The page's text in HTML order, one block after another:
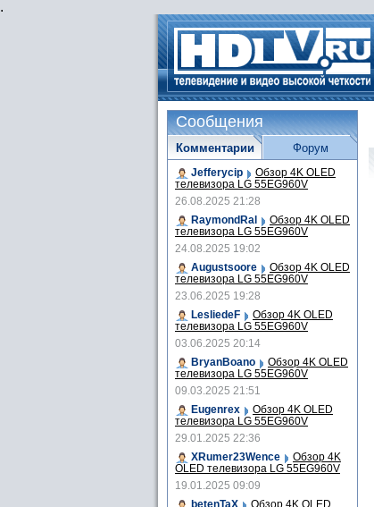
.
Сообщения
Комментарии
Jefferycip Обзор 4K OLED
телевизора LG 55EG960V
26.08.2025 21:28
RaymondRal
Обзор 4K OLED
телевизора LG 55EG960V
24.08.2025 19:02
Augustsoore
Обзор 4K OLED
телевизора LG 55EG960V
23.06.2025 19:28
LesliedeF
Обзор 4K OLED
телевизора LG 55EG960V
03.06.2025 20:14
BryanBoano
Обзор 4K OLED
телевизора LG 55EG960V
09.03.2025 21:51
Eugenrex
Обзор 4K OLED
телевизора LG 55EG960V
29.01.2025 22:36
XRumer23Wence
Обзор 4K
OLED телевизора LG 55EG960V
19.01.2025 09:09
betenTaX
Обзор 4K OLED
Форум